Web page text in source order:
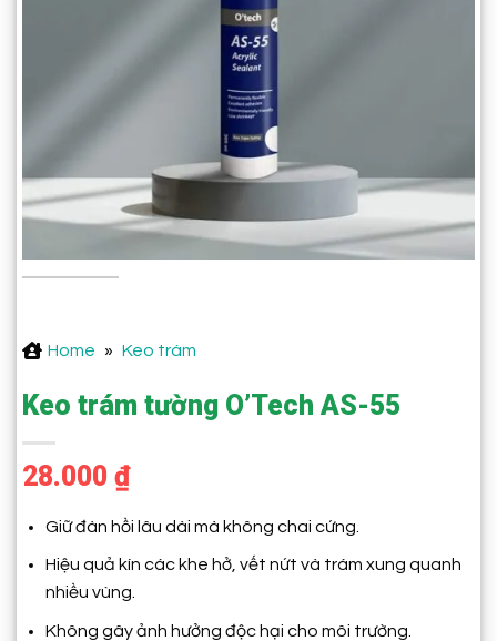
Home » Keo trám
Keo trám tường O’Tech AS-55
28.000 ₫
Giữ đàn hồi lâu dài mà không chai cứng.
Hiệu quả kín các khe hở, vết nứt và trám xung quanh
nhiều vùng.
Không gây ảnh hưởng độc hại cho môi trường.